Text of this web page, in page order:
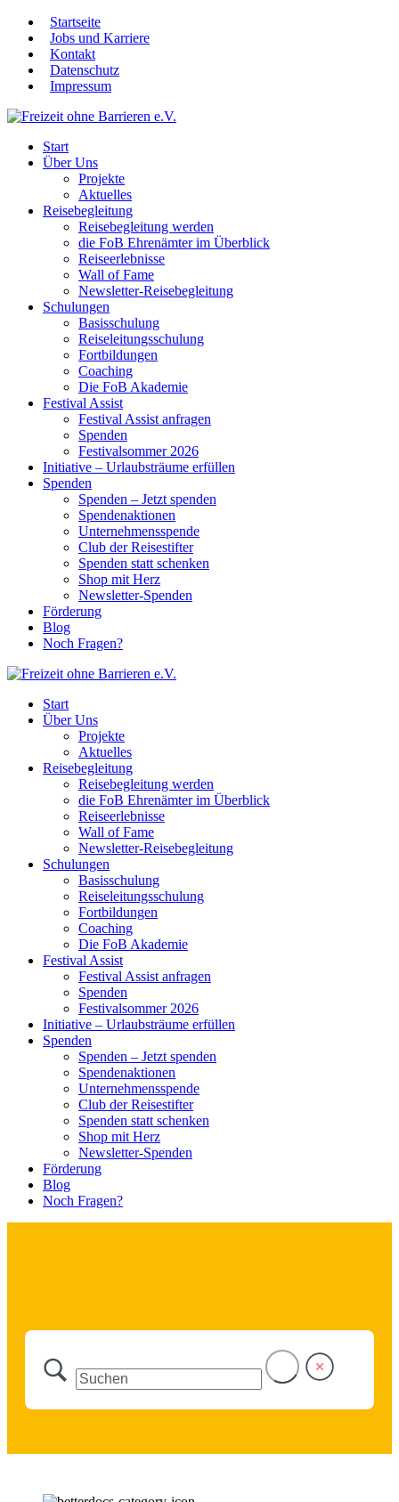
Startseite
Jobs und Karriere
Kontakt
Datenschutz
Impressum
Start
Über Uns
Projekte
Aktuelles
Reisebegleitung
Reisebegleitung werden
die FoB Ehrenämter im Überblick
Reiseerlebnisse
Wall of Fame
Newsletter-Reisebegleitung
Schulungen
Basisschulung
Reiseleitungsschulung
Fortbildungen
Coaching
Die FoB Akademie
Festival Assist
Festival Assist anfragen
Spenden
Festivalsommer 2026
Initiative – Urlaubsträume erfüllen
Spenden
Spenden – Jetzt spenden
Spendenaktionen
Unternehmensspende
Club der Reisestifter
Spenden statt schenken
Shop mit Herz
Newsletter-Spenden
Förderung
Blog
Noch Fragen?
Start
Über Uns
Projekte
Aktuelles
Reisebegleitung
Reisebegleitung werden
die FoB Ehrenämter im Überblick
Reiseerlebnisse
Wall of Fame
Newsletter-Reisebegleitung
Schulungen
Basisschulung
Reiseleitungsschulung
Fortbildungen
Coaching
Die FoB Akademie
Festival Assist
Festival Assist anfragen
Spenden
Festivalsommer 2026
Initiative – Urlaubsträume erfüllen
Spenden
Spenden – Jetzt spenden
Spendenaktionen
Unternehmensspende
Club der Reisestifter
Spenden statt schenken
Shop mit Herz
Newsletter-Spenden
Förderung
Blog
Noch Fragen?